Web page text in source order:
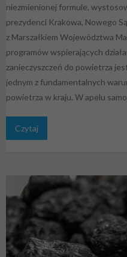
niezmienionej formule,
prezydenci Krakowa, Nowego
z Marszałkiem Województwa
programów wspierających
zanieczyszczeń do powietrza
jednym z fundamentalnych
powietrza w kraju. W apelu
Czytaj